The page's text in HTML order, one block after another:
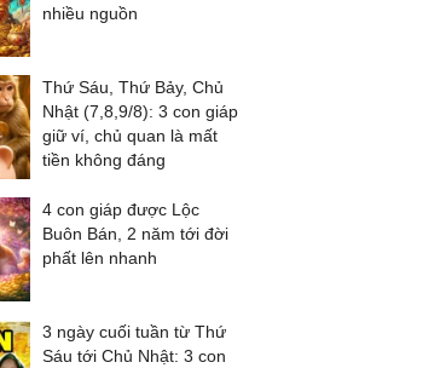
nhiều nguồn
Thứ Sáu, Thứ Bảy, Chủ
Nhật (7,8,9/8): 3 con giáp
giữ ví, chủ quan là mất
tiền không đáng
4 con giáp được Lộc
Buôn Bán, 2 năm tới đời
phất lên nhanh
3 ngày cuối tuần từ Thứ
Sáu tới Chủ Nhật: 3 con